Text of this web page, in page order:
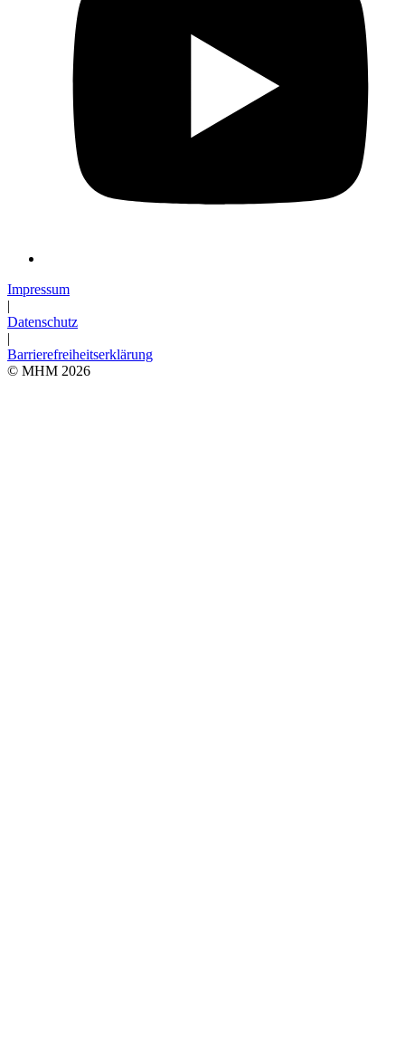
Impressum
|
Datenschutz
|
Barrierefreiheitserklärung
© MHM 2026